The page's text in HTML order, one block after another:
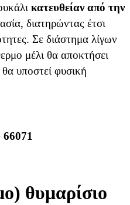
κατευθείαν από την
διατηρώντας έτσι
Σε διάστημα λίγων
μέλι θα αποκτήσει
υποστεί φυσική
θυμαρίσιο